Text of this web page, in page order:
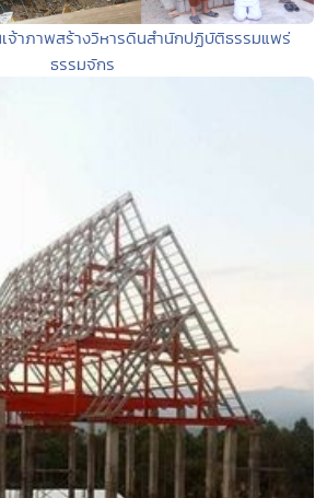
าภาพสร้างวิหารดินสำนักปฏิบัติธรรมแพร่
ธรรมจักร